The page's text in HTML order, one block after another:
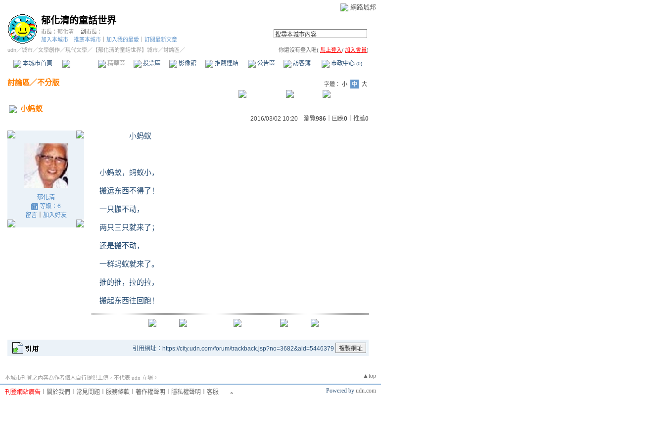
網路城邦
郁化清的童話世界
市長： 郁化清
副市長：
加入本城市
推薦本城市 加入我的最愛
訂閱最新文章
udn／城市／文學創作／現代文學／ 【郁化清的童話世界】城市／討論區／ 你還沒有登入喔( 馬上登入/ 加入會員)
本城市首頁 精華區 投票區 影像館 推薦連結 公告區 訪客簿 市政中心 (0)
討論區／不分版 字體： 小 中 大
小蚂蚁
2016/03/02 10:20 瀏覽986 ｜回應0 推薦0
郁化清
等級：6
留言｜ 加入好友
小蚂蚁
小蚂蚁，蚂蚁小，
搬运东西不得了！
一只搬不动，
两只三只就来了；
还是搬不动，
一群蚂蚁就来了。
推的推，拉的拉，
搬起东西往回跑！
引用網址：https://city.udn.com/forum/trackback.jsp?no=3682&aid=5446379
▲top
本城市刊登之內容為作者個人自行提供上傳，不代表 udn 立場。
刊登網站廣告 關於我們 常見問題 服務條款 著作權聲明 隱私權聲明 客服 Powered by udn.com